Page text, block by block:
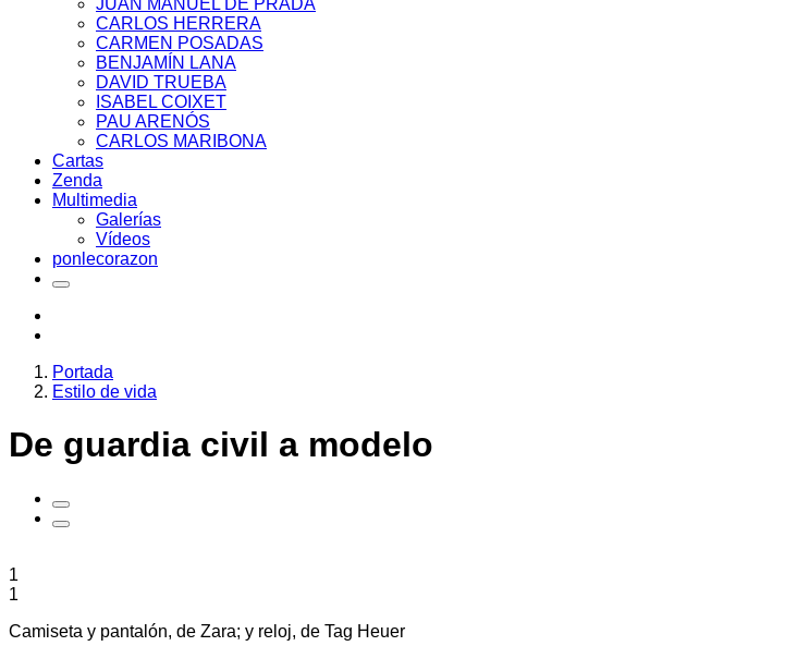
JUAN MANUEL DE PRADA
CARLOS HERRERA
CARMEN POSADAS
BENJAMÍN LANA
DAVID TRUEBA
ISABEL COIXET
PAU ARENÓS
CARLOS MARIBONA
Cartas
Zenda
Multimedia
Galerías
Vídeos
ponlecorazon
Portada
Estilo de vida
De guardia civil a modelo
1
1
Camiseta y pantalón, de Zara; y reloj, de Tag Heuer